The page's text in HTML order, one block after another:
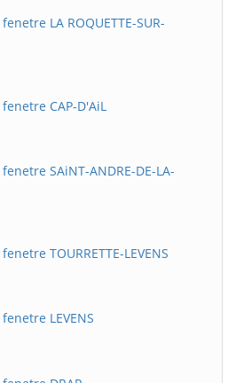
LA ROQUETTE-SUR-
CAP-D'AiL
SAiNT-ANDRE-DE-LA-
TOURRETTE-LEVENS
LEVENS